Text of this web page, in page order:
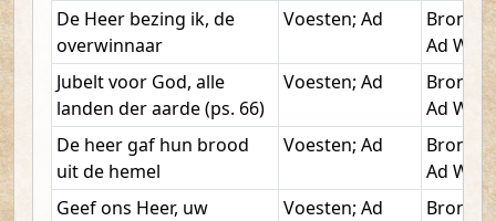
De Heer bezing ik, de
overwinnaar
Voesten; Ad
Ad W.
Jubelt voor God, alle
landen der aarde (ps. 66)
Voesten; Ad
Ad W.
De heer gaf hun brood
uit de hemel
Voesten; Ad
Ad W.
Geef ons Heer, uw
Voesten; Ad